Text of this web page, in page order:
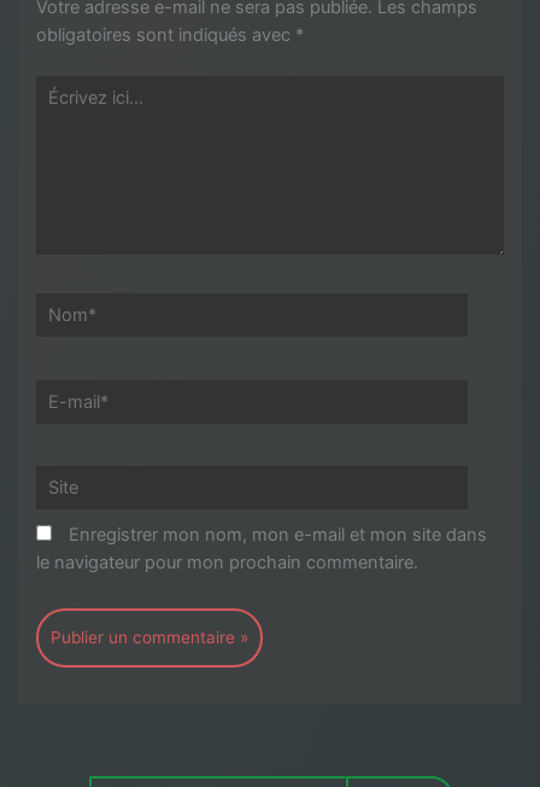
Votre adresse e-mail ne sera pas publiée. Les champs
obligatoires sont indiqués avec *
Écrivez
Nom*
E-
Site
Enregistrer mon nom, mon e-mail et mon site dans
le navigateur pour mon prochain commentaire.